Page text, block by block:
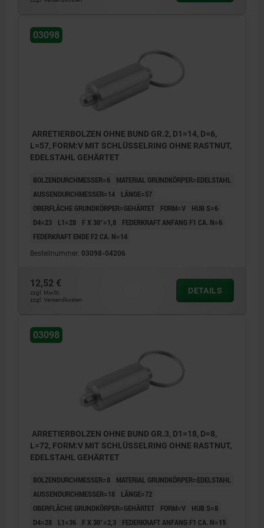
03098
ARRETIERBOLZEN OHNE BUND GR.2, D1=14, D=6,
L=57, FORM:V MIT SCHLÜSSELRING OHNE RASTNUT,
EDELSTAHL GEHÄRTET
BOLZENDURCHMESSER=6
MATERIAL GRUNDKÖRPER=EDELSTAHL
AUSSENDURCHMESSER=14
LÄNGE=57
OBERFLÄCHE GRUNDKÖRPER=GEHÄRTET
FORM=V
HUB S=6
D4=23
L1=28 F X 30°=1,8
FEDERKRAFT ANFANG F1 CA. N=6
FEDERKRAFT ENDE F2 CA. N=14
Bestellnummer: 03098-04206
12,52 €
zzgl. MwSt.
zzgl. Versandkosten
DETAILS
03098
ARRETIERBOLZEN OHNE BUND GR.3, D1=18, D=8,
L=72, FORM:V MIT SCHLÜSSELRING OHNE RASTNUT,
EDELSTAHL GEHÄRTET
BOLZENDURCHMESSER=8
MATERIAL GRUNDKÖRPER=EDELSTAHL
AUSSENDURCHMESSER=18
LÄNGE=72
OBERFLÄCHE GRUNDKÖRPER=GEHÄRTET
FORM=V
HUB S=8
D4=28
L1=36 F X 30°=2,3 FEDERKRAFT ANFANG F1 CA. N=15